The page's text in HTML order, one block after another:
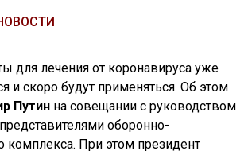
для лечения от коронавируса уже
и скоро будут применяться. Об этом
Путин на совещании с руководством
оборонно-
При этом президент